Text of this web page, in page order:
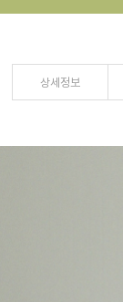
상세정보